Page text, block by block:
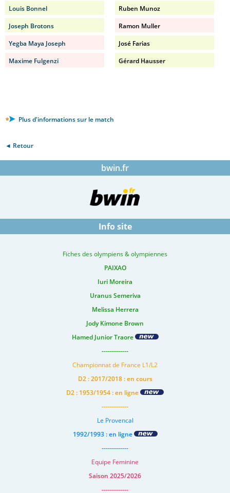
Louis Bonnel
Joseph Brotons
Yegba Maya Joseph
Maxime Fulgenzi
Ruben Munoz
Ramon Muller
José Farias
Gérard Hausser
Plus d'informations sur le match
◄ Retour
bwin.fr
Info site
Fiches des olympiens & olympiennes
PAIXAO
Iuri Moreira
Uranus Semeriva
Melissa Herrera
Jody Kimone Brown
Hamed Junior Traore
-------------
Championnat de France L1/L2
D2 : 2017/2018 : en cours
D2 : 1953/1954 : en ligne
-------------
Le Provencal
1992/1993 : en ligne
-------------
Equipe Feminine
Saison 2025/2026
-------------